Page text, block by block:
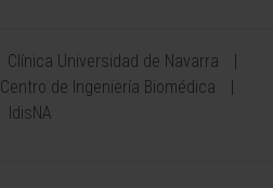
Clínica Universidad de Navarra
Centro de Ingeniería Biomédica
IdisNA